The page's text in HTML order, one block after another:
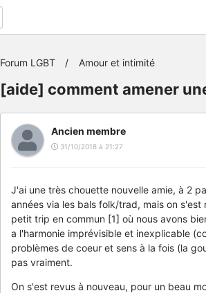
Forum LGBT Amour et intimité
[aide] comment amener
Ancien membre
31/10/2018 à 21:27
J'ai une très chouette nouvelle amie, à 2
années via les bals folk/trad, mais on
petit trip en commun [1] où nous avons
a l'harmonie imprévisible et inexplicable
problèmes de coeur et sens à la fois (la
pas vraiment.
On s'est revus à nouveau, pour un beau